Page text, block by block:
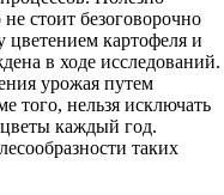
стоит безоговорочно
цветением картофеля и
в ходе исследований.
урожая путем
того, нельзя исключать
каждый год.
таких